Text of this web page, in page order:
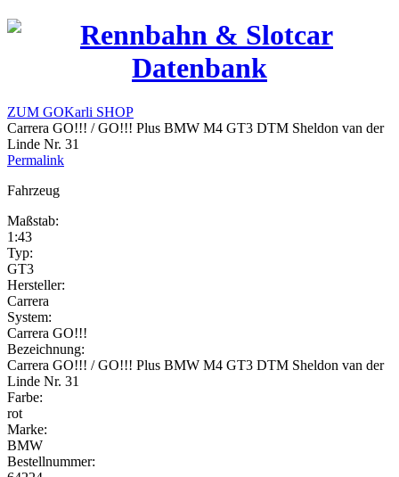
ZUM GOKarli SHOP
Carrera GO!!! / GO!!! Plus BMW M4 GT3 DTM Sheldon van der
Linde Nr. 31
Permalink
Fahrzeug
Maßstab:
1:43
Typ:
GT3
Hersteller:
Carrera
System:
Carrera GO!!!
Bezeichnung:
Carrera GO!!! / GO!!! Plus BMW M4 GT3 DTM Sheldon van der
Linde Nr. 31
Farbe:
rot
Marke:
BMW
Bestellnummer: